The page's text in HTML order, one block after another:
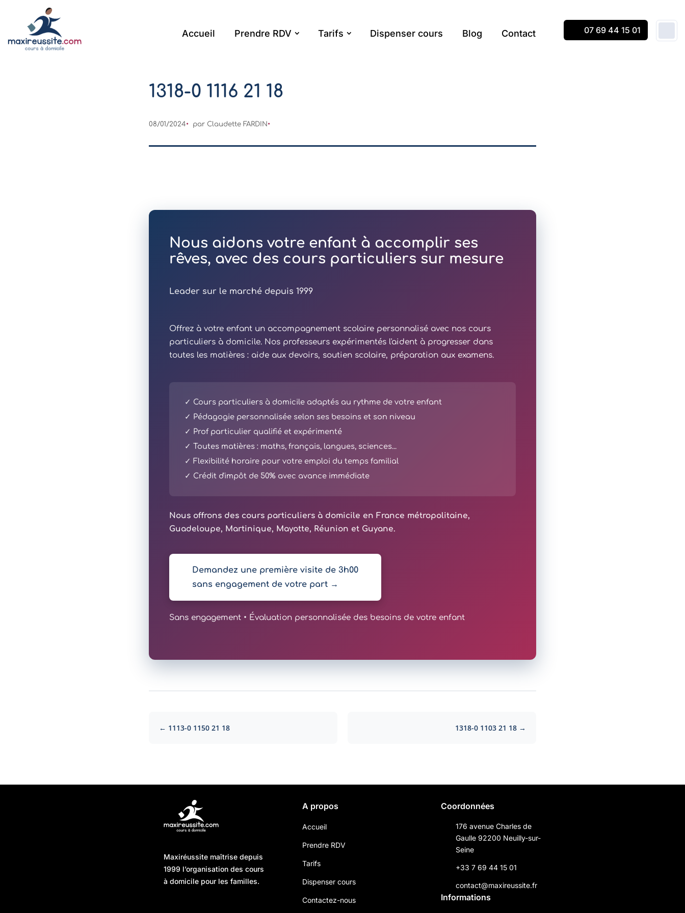
Accueil Prendre RDV Tarifs Dispenser cours Blog Contact 07 69 44 15 01
1318-0 1116 21 18
08/01/2024 par Claudette FARDIN
Nous aidons votre enfant à accomplir ses
rêves, avec des cours particuliers sur mesure
Leader sur le marché depuis 1999
Offrez à votre enfant un accompagnement scolaire personnalisé avec nos cours
particuliers à domicile. Nos professeurs expérimentés l'aident à progresser dans
toutes les matières : aide aux devoirs, soutien scolaire, préparation aux examens.
✓ Cours particuliers à domicile adaptés au rythme de votre enfant
✓ Pédagogie personnalisée selon ses besoins et son niveau
✓ Prof particulier qualifié et expérimenté
✓ Toutes matières : maths, français, langues, sciences...
✓ Flexibilité horaire pour votre emploi du temps familial
✓ Crédit d'impôt de 50% avec avance immédiate
Nous offrons des cours particuliers à domicile en France métropolitaine,
Guadeloupe, Martinique, Mayotte, Réunion et Guyane.
Demandez une première visite de 3h00
sans engagement de votre part →
Sans engagement • Évaluation personnalisée des besoins de votre enfant
← 1113-0 1150 21 18 1318-0 1103 21 18 →
Maxiréussite maîtrise depuis
1999 l’organisation des cours
à domicile pour les familles.
A propos
Accueil
Prendre RDV
Tarifs
Dispenser cours
Contactez-nous
Coordonnées
176 avenue Charles de
Gaulle 92200 Neuilly-sur-
Seine
+33 7 69 44 15 01
contact@maxireussite.fr
Informations